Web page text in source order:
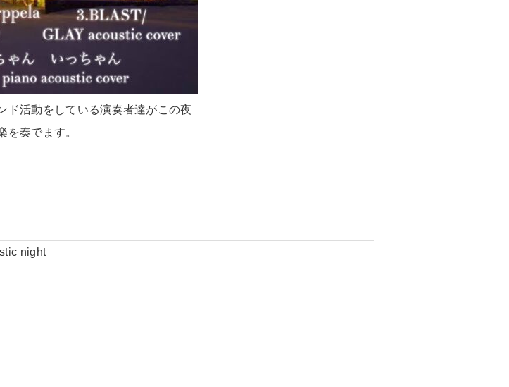
ド活動をしている演奏者達がこの夜
を奏でます。
night